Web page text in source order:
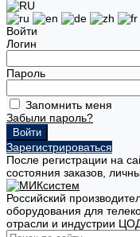
Войти
Логин
Пароль
Запомнить меня
Забыли пароль?
Зарегистрироваться
После регистрации на
состояния заказов,
Российский
оборудования для
отрасли и индустрии